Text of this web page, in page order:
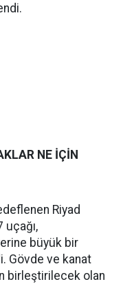
NE İÇİN
Riyad
uçağı,
büyük bir
Gövde ve kanat
birleştirilecek olan